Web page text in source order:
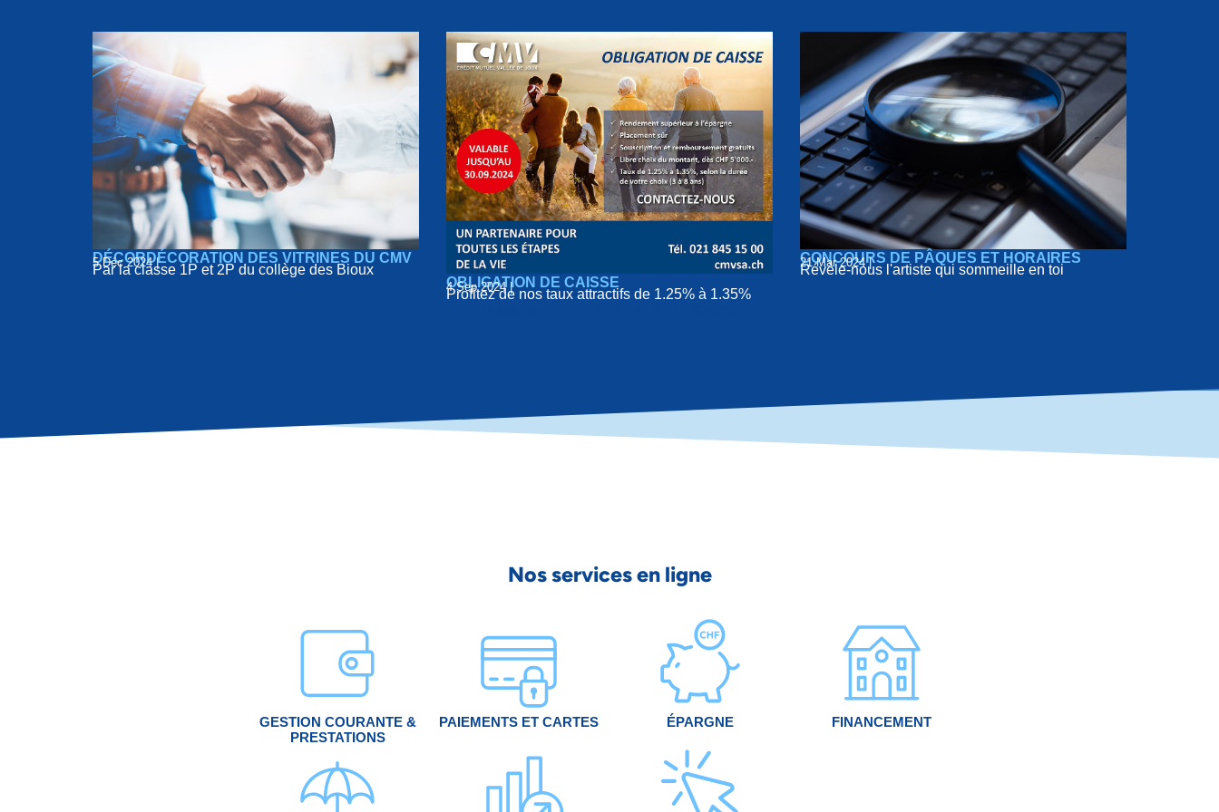
DÉCORDÉCORATION DES VITRINES DU CMV
5 Déc 2024 |
Par la classe 1P et 2P du collège des Bioux
OBLIGATION DE CAISSE
4 Sep 2024 |
Profitez de nos taux attractifs de 1.25% à 1.35%
CONCOURS DE PÂQUES ET HORAIRES
21 Mar 2024 |
Révèle-nous l'artiste qui sommeille en toi
Nos services en ligne
GESTION COURANTE &
PRESTATIONS
PAIEMENTS ET CARTES ÉPARGNE FINANCEMENT